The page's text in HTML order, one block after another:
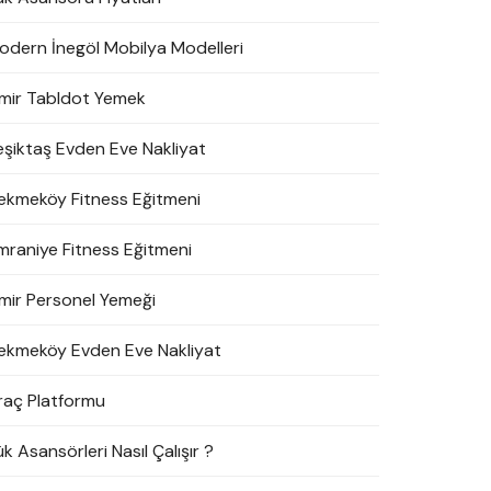
İnegöl Mobilya Modelleri
Tabldot Yemek
Evden Eve Nakliyat
Fitness Eğitmeni
Fitness Eğitmeni
Personel Yemeği
Evden Eve Nakliyat
Platformu
Asansörleri Nasıl Çalışır ?